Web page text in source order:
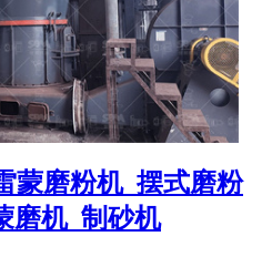
蒙磨粉机_摆式磨粉
磨机_制砂机